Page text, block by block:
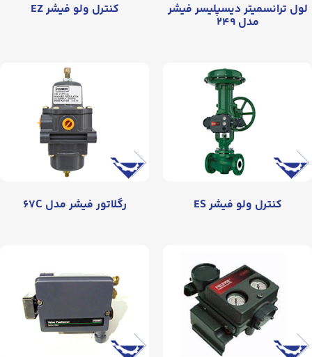
لول ترانسمیتر دیسپلیسر فیشر
مدل ۲۴۹
کنترل ولو فیشر EZ
کنترل ولو فیشر ES رگلاتور فیشر مدل ۶۷C